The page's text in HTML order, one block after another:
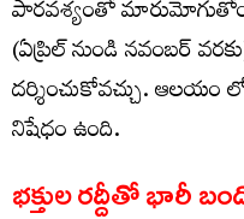
పారవశ్యంతో
(ఏప్రిల్ నుండి నవంబర్
దర్శించుకోవచ్చు. ఆలయం
నిషేధం ఉంది.
భక్తుల రద్దీతో భారీ